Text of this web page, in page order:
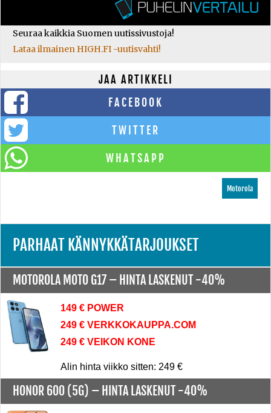
Seuraa kaikkia Suomen uutissivustoja!
Lataa ilmainen HIGH.FI -uutisvahti!
JAA ARTIKKELI
FACEBOOK
TWITTER
WHATSAPP
Motorola
PARHAAT KÄNNYKKÄTARJOUKSET
MOTOROLA MOTO G17 – HINTA LASKENUT -40%
149 € POWER
249 € VERKKOKAUPPA.COM
249 € VEIKON KONE
Alin hinta viikko sitten: 249 €
HONOR 600 (5G) – HINTA LASKENUT -40%